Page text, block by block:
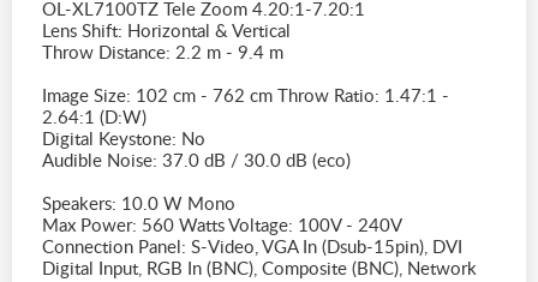
OL-XL7100TZ Tele Zoom 4.20:1-7.20:1
Lens Shift: Horizontal & Vertical
Throw Distance: 2.2 m - 9.4 m
Image Size: 102 cm - 762 cm Throw Ratio: 1.47:1 -
2.64:1 (D:W)
Digital Keystone: No
Audible Noise: 37.0 dB / 30.0 dB (eco)
Speakers: 10.0 W Mono
Max Power: 560 Watts Voltage: 100V - 240V
Connection Panel: S-Video, VGA In (Dsub-15pin), DVI
Digital Input, RGB In (BNC), Composite (BNC), Network